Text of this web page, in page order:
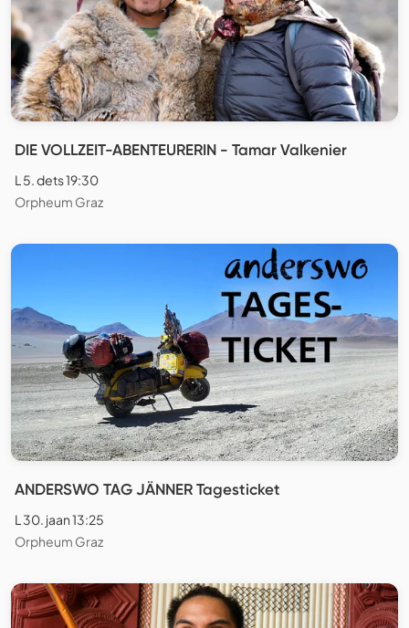
DIE VOLLZEIT-ABENTEURERIN - Tamar Valkenier
L 5. dets 19:30
Orpheum Graz
ANDERSWO TAG JÄNNER Tagesticket
L 30. jaan 13:25
Orpheum Graz